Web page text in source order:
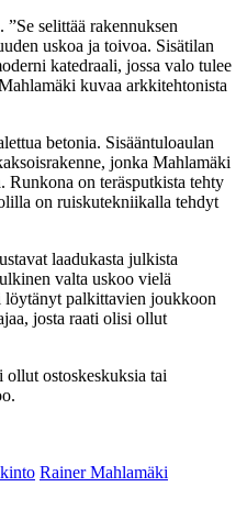
selittää rakennuksen
uskoa ja toivoa. Sisätilan
katedraali, jossa valo tulee
kuvaa arkkitehtonista
betonia. Sisääntuloaulan
jonka Mahlamäki
Runkona on teräsputkista tehty
on ruiskutekniikalla tehdyt
laadukasta julkista
valta uskoo vielä
palkittavien joukkoon
josta raati olisi ollut
ostoskeskuksia tai
Rainer Mahlamäki